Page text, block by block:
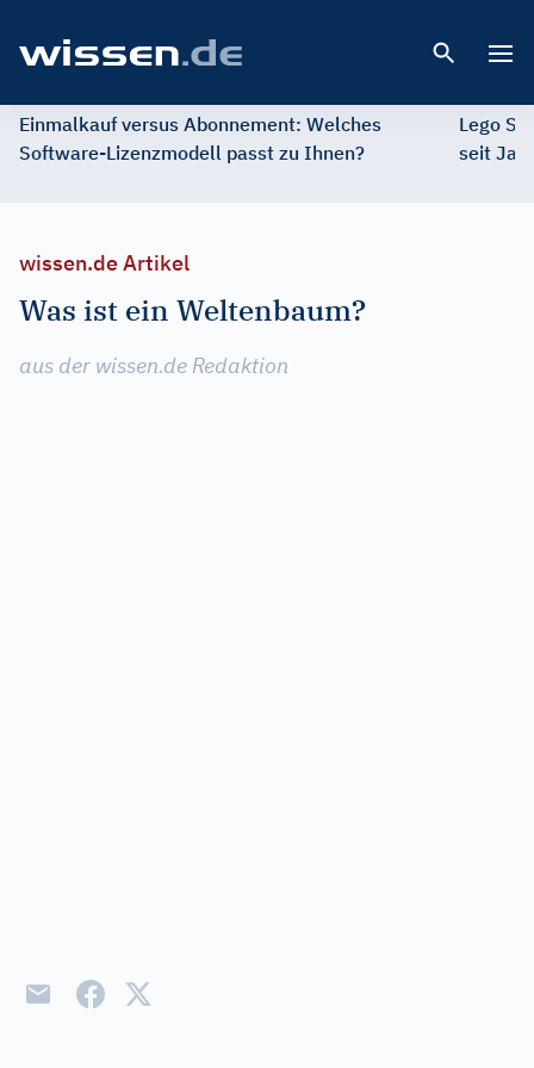
Einmalkauf versus Abonnement: Welches
Software-Lizenzmodell passt zu Ihnen?
Lego
seit
wissen.de Artikel
Was ist ein Weltenbaum?
aus der wissen.de Redaktion